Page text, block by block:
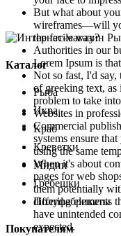
But what about
wireframes—will
the facile way?
Authorities in our
Lorem Ipsum is
Not so fast, I'd say,
of greeking text, as
problem to take
Websites in
Commercial
systems ensure
using the same
When it's about
pages for web
them potentially
differing elements
have unintended
expected.
Каталог
Рыба
Икра
Краб
Креветки
Мидии
Гребешки
Полуфабрикаты
Покупателям